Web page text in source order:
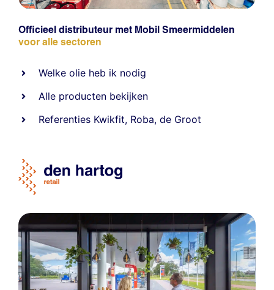
Officieel distributeur met Mobil Smeermiddelen
voor alle sectoren
Welke olie heb ik nodig
Alle producten bekijken
Referenties Kwikfit, Roba,de Groot